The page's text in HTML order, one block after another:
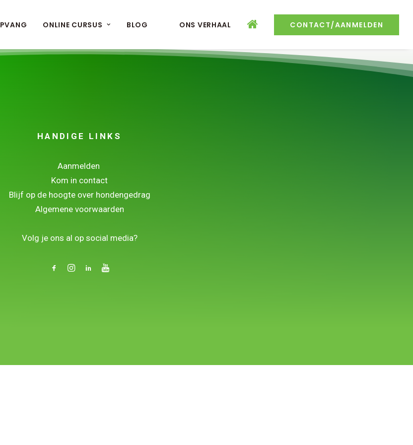
ONLINE CURSUS BLOG ONS VERHAAL CONTACT/AANMELDEN
HANDIGE LINKS
Aanmelden
Kom in contact
Blijf op de hoogte over hondengedrag
Algemene voorwaarden
Volg je ons al op social media?